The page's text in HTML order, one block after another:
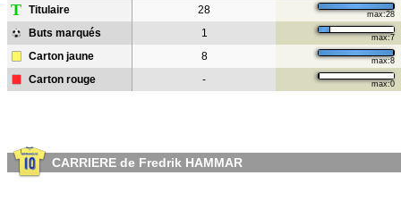
T Titulaire 28 max:28
Buts marqués 1 max:7
Carton jaune 8 max:8
Carton rouge - max:0
CARRIERE de Fredrik HAMMAR